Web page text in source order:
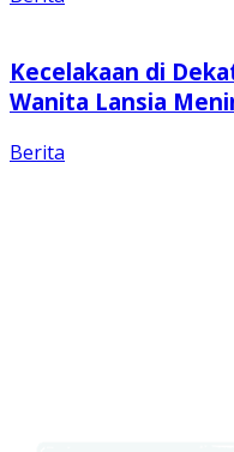
Kecelakaan di
Wanita Lansia
Berita